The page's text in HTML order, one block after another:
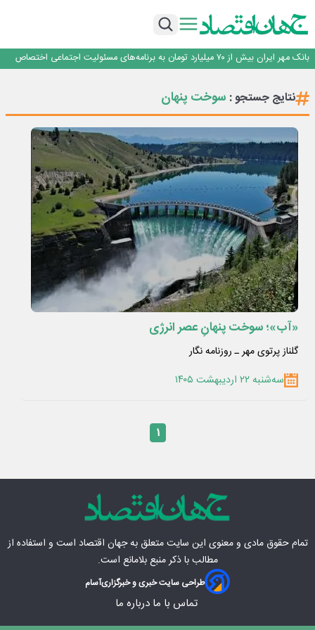
سرپرست اداره کل روابط عمومی بیمه مرکزی منصوب شد
مشتریان
بانک مهر ایران بیش از ۷۰ میلیارد تومان به برنامه‌های مسئولیت اجتماعی اختصاص
داد
پیام مدیرعامل بانک توسعه تعاون به مناسبت ۱۵ مرداد، سالروز تأسیس بانک
سرپرست اداره کل روابط عمومی بیمه مرکزی منصوب شد
مشتریان
بانک مهر ایران بیش از ۷۰ میلیارد تومان به برنامه‌های مسئولیت اجتماعی اختصاص
نتایج جستجو : سوخت پنهان
«آب»؛ سوخت پنهانِ عصر انرژی
گلناز پرتوی مهر ـ روزنامه نگار
سه‌شنبه ۲۲ اردیبهشت ۱۴۰۵
۱
تمام حقوق مادی‌ و معنوی این سایت متعلق بهجهان اقتصاد است و استفاده از
مطالب با ذکر منبع بلامانع است.
طراحی سایت خبری و خبرگزاریآسام
تماس با ما درباره ما